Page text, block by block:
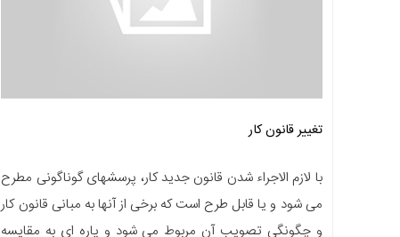
تغییر قانون کار
با لازم الاجراء شدن قانون جدید کار، پرسشهای گوناگونی مطرح
می شود و یا قابل طرح است که برخی از آنها به مبانی قانون کار
و چگونگی تصویب آن مربوط می شود و پاره ای به مقایسه